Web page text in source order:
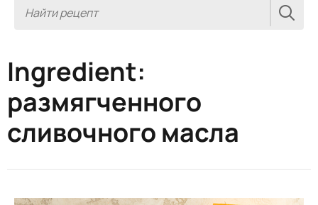
Ingredient:
размягченного
сливочного масла